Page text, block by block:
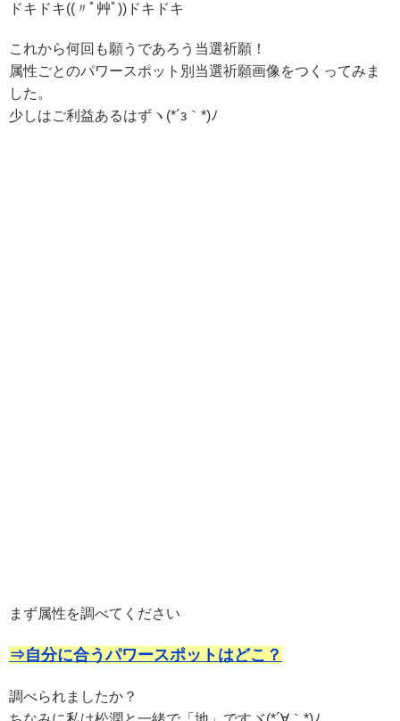
ドキドキ((〃ﾟ艸ﾟ))ドキドキ
これから何回も願うであろう当選祈願！
属性ごとのパワースポット別当選祈願画像をつくってみま
した。
少しはご利益あるはずヽ(*´з｀*)ﾉ
まず属性を調べてください
⇒自分に合うパワースポットはどこ？
調べられましたか？